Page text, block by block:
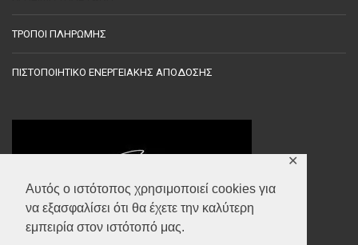
Αυτός ο ιστότοπος χρησιμοποιεί cookies για
να εξασφαλίσει ότι θα έχετε την καλύτερη
εμπειρία στον ιστότοπό μας.
✕
ΤΡΟΠΟΙ ΠΛΗΡΩΜΗΣ
ΠΙΣΤΟΠΟΙΗΤΙΚΟ ΕΝΕΡΓΕΙΑΚΗΣ ΑΠΟΔΟΣΗΣ